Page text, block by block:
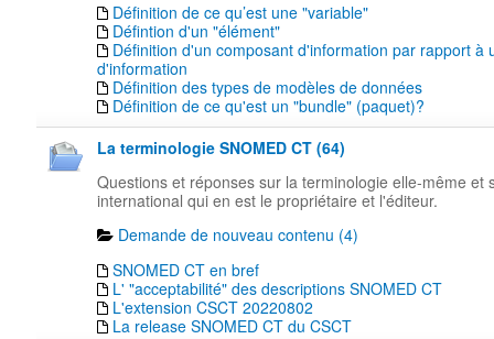
Définition de ce qu’est une "variable"
Défintion d'un "élément"
Définition d'un composant d'information par rapport à
d'information
Définition des types de modèles de données
Définition de ce qu'est un "bundle" (paquet)?
La terminologie SNOMED CT (64)
Questions et réponses sur la terminologie elle-même et
international qui en est le propriétaire et l'éditeur.
Demande de nouveau contenu (4)
SNOMED CT en bref
L' "acceptabilité" des descriptions SNOMED CT
L'extension CSCT 20220802
La release SNOMED CT du CSCT